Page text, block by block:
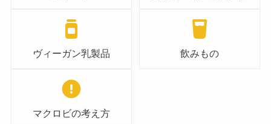
ヴィーガン乳製品 飲みもの
マクロビの考え方